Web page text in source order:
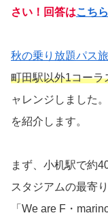
さい！回答はこちら
秋の乗り放題パス
町田駅以外1コーラ
ャレンジしました
を紹介します。
まず、小机駅で約
スタジアムの最寄
「We are F・